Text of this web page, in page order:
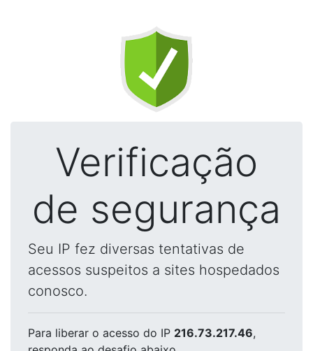
Verificação
de segurança
Seu IP fez diversas tentativas de
acessos suspeitos a sites hospedados
conosco.
Para liberar o acesso do IP 216.73.217.46,